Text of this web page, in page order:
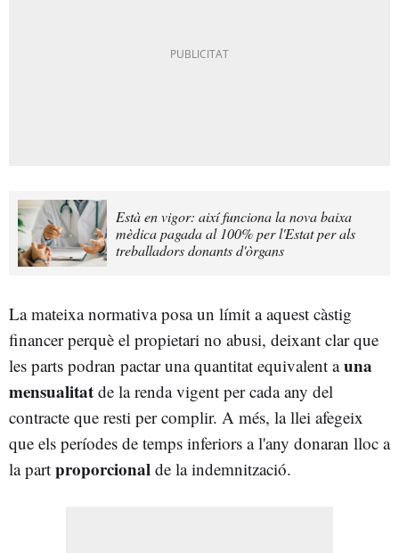
Està en vigor: així funciona la nova baixa
mèdica pagada al 100% per l'Estat per als
treballadors donants d'òrgans
La mateixa normativa posa un límit a aquest càstig
financer perquè el propietari no abusi, deixant clar que
les parts podran pactar una quantitat equivalent auna
mensualitat de la renda vigent per cada any del
contracte que resti per complir. A més, la llei afegeix
que els períodes de temps inferiors a l'any donaran lloc a
la part proporcional de la indemnització.